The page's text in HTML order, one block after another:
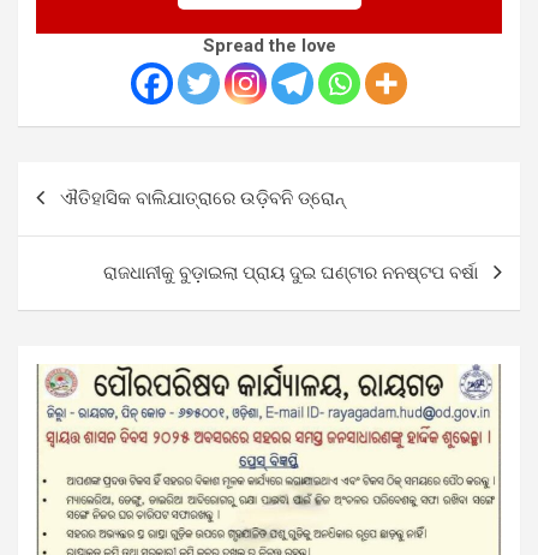
Spread the love
ଐତିହାସିକ ବାଲିଯାତ୍ରାରେ ଉଡ଼ିବନି ଡ୍ରୋନ୍
ରାଜଧାନୀକୁ ବୁଡ଼ାଇଲା ପ୍ରାୟ ଦୁଇ ଘଣ୍ଟାର ନନଷ୍ଟପ ବର୍ଷା